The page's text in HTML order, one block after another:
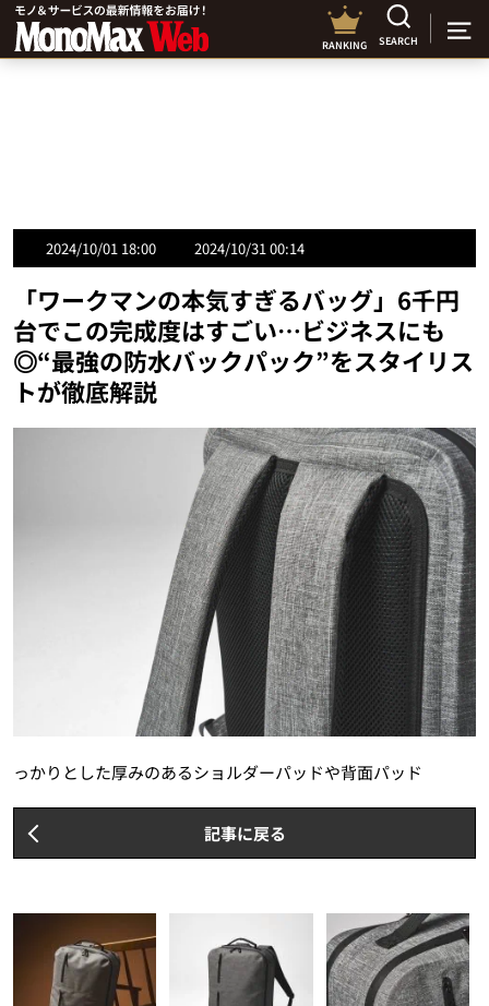
RANKING SEARCH
2024/10/01 18:00 2024/10/31 00:14
「ワークマンの本気すぎるバッグ」6千円
台でこの完成度はすごい…ビジネスにも
◎“最強の防水バックパック”をスタイリス
トが徹底解説
っかりとした厚みのあるショルダーパッドや背面パッド
記事に戻る